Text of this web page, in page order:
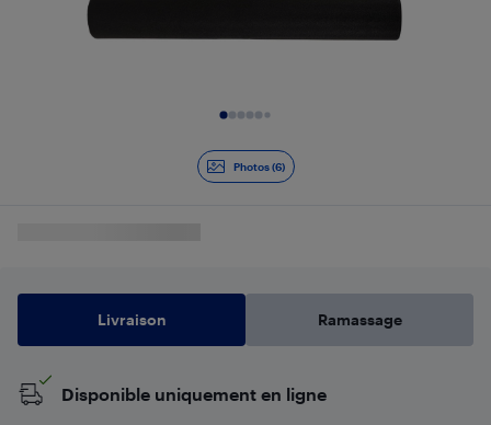
Photos (6)
Livraison Ramassage
Disponible uniquement en ligne